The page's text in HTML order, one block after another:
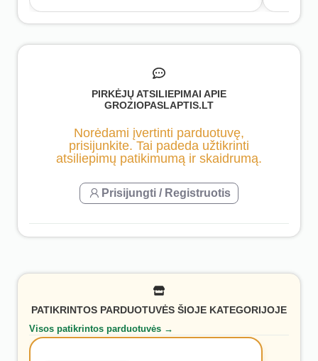
PIRKĖJŲ ATSILIEPIMAI APIE
GROZIOPASLAPTIS.LT
Norėdami įvertinti parduotuvę,
prisijunkite. Tai padeda užtikrinti
atsiliepimų patikimumą ir skaidrumą.
Prisijungti / Registruotis
PATIKRINTOS PARDUOTUVĖS ŠIOJE KATEGORIJOJE
Visos patikrintos parduotuvės →